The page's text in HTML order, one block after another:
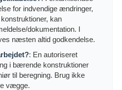
for indvendige ændringer,
kan
dokumentation. I
næsten altid godkendelse.
: En autoriseret
i bærende konstruktioner
til beregning. Brug ikke
vægge.